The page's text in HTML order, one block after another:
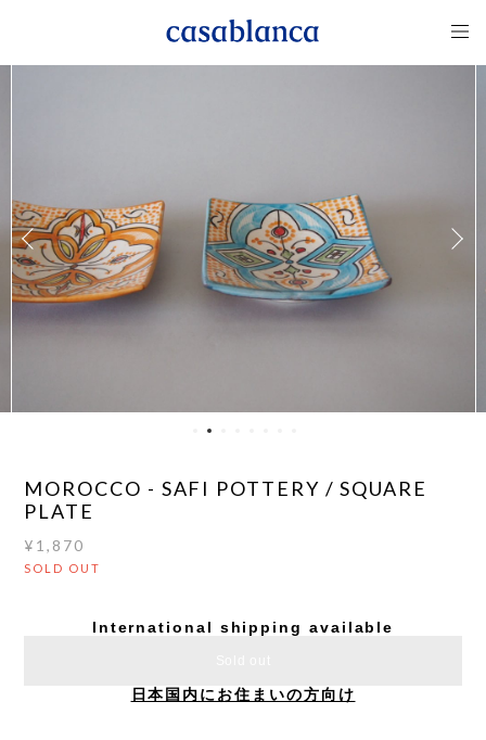
MOROCCO - SAFI POTTERY / SQUARE
PLATE
¥1,870
SOLD OUT
International shipping available
日本国内にお住まいの方向け